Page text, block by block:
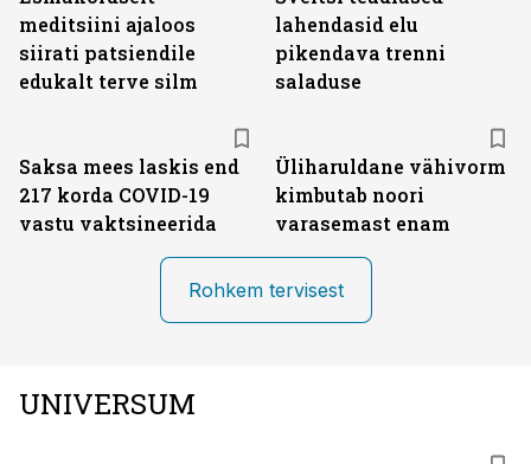
meditsiini ajaloos
siirati patsiendile
edukalt terve silm
lahendasid elu
pikendava trenni
saladuse
Saksa mees laskis end
217 korda COVID-19
vastu vaktsineerida
Üliharuldane vähivorm
kimbutab noori
varasemast enam
Rohkem tervisest
UNIVERSUM